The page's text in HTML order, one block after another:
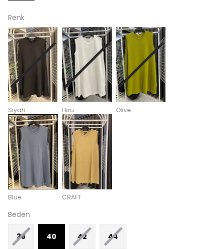
Renk
Siyah Ekru Olive
Blue CRAFT
Beden
38 40 42 44